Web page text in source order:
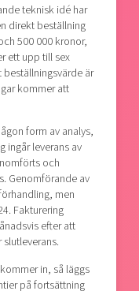
teknisk idé har
direkt beställning
500 000 kronor,
ett upp till sex
är
kommer att
form av analys,
ingår leverans av
och
Genomförande av
men
Fakturering
efter att
in, så läggs
på fortsättning